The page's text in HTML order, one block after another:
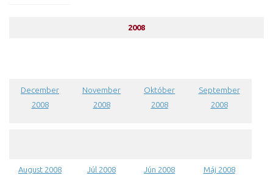
2008
December
2008
November
2008
Október
2008
September
2008
August 2008 Júl 2008 Jún 2008 Máj 2008